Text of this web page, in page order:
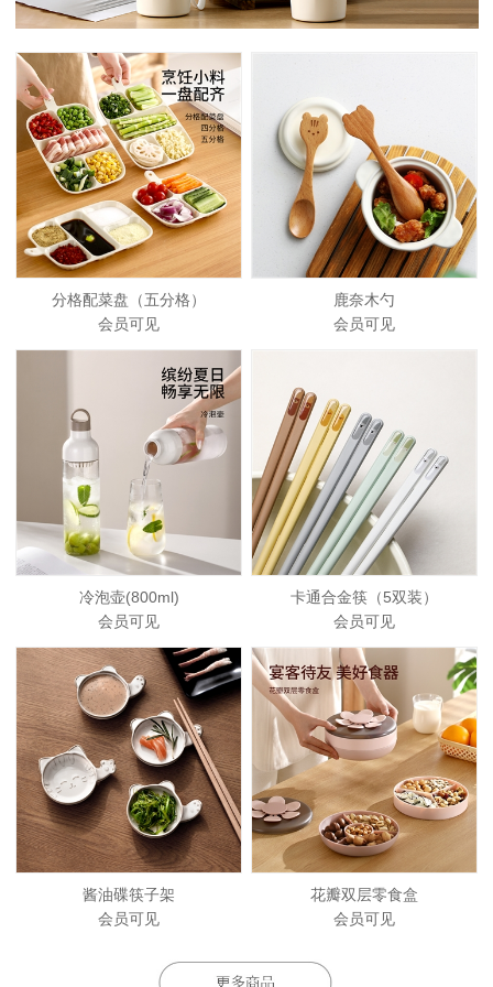
分格配菜盘（五分格）
会员可见
鹿奈木勺
会员可见
冷泡壶(800ml)
会员可见
卡通合金筷（5双装）
会员可见
酱油碟筷子架
会员可见
花瓣双层零食盒
会员可见